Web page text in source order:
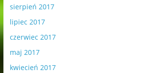
sierpień 2017
lipiec 2017
czerwiec 2017
maj 2017
kwiecień 2017